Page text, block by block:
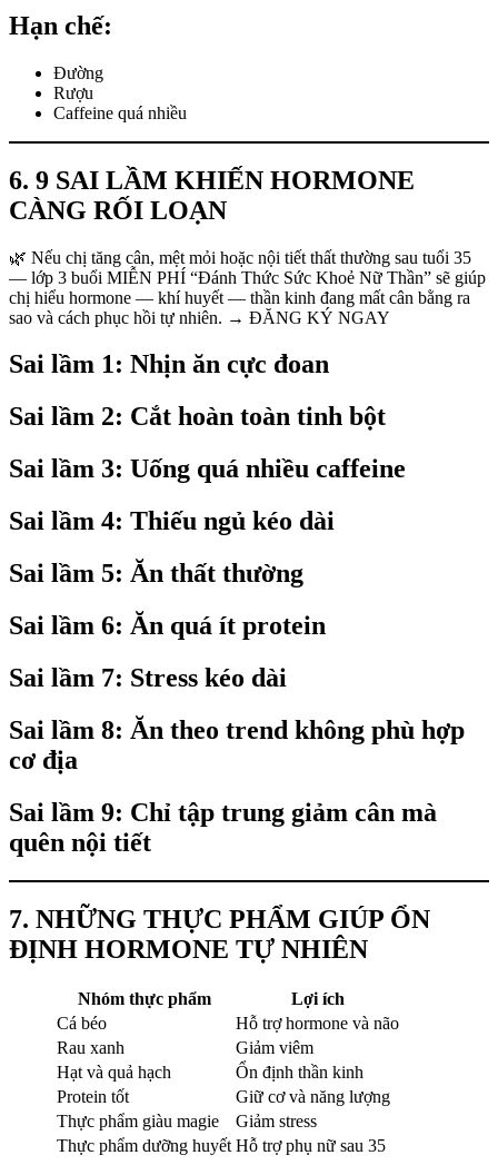
Hạn chế:
Đường
Rượu
Caffeine quá nhiều
6. 9 SAI LẦM KHIẾN HORMONE
CÀNG RỐI LOẠN
🌿 Nếu chị tăng cân, mệt mỏi hoặc nội tiết thất thường sau tuổi 35
— lớp 3 buổi MIỄN PHÍ “Đánh Thức Sức Khoẻ Nữ Thần” sẽ giúp
chị hiểu hormone — khí huyết — thần kinh đang mất cân bằng ra
sao và cách phục hồi tự nhiên. → ĐĂNG KÝ NGAY
Sai lầm 1: Nhịn ăn cực đoan
Sai lầm 2: Cắt hoàn toàn tinh bột
Sai lầm 3: Uống quá nhiều caffeine
Sai lầm 4: Thiếu ngủ kéo dài
Sai lầm 5: Ăn thất thường
Sai lầm 6: Ăn quá ít protein
Sai lầm 7: Stress kéo dài
Sai lầm 8: Ăn theo trend không phù hợp
cơ địa
Sai lầm 9: Chỉ tập trung giảm cân mà
quên nội tiết
7. NHỮNG THỰC PHẨM GIÚP ỔN
ĐỊNH HORMONE TỰ NHIÊN
Nhóm thực phẩm
Lợi ích
Cá béo
Hỗ trợ hormone và não
Rau xanh
Giảm viêm
Hạt và quả hạch
Ổn định thần kinh
Protein tốt
Giữ cơ và năng lượng
Thực phẩm giàu magie
Giảm stress
Thực phẩm dưỡng huyết Hỗ trợ phụ nữ sau 35